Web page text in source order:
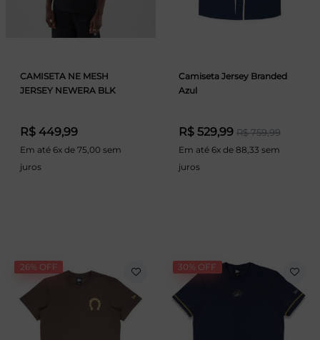
CAMISETA NE MESH
JERSEY NEWERA BLK
R$ 449,99
Em até 6x de 75,00 sem
juros
Camiseta Jersey Branded
Azul
R$ 529,99 R$ 759,99
Em até 6x de 88,33 sem
juros
26% OFF 30% OFF